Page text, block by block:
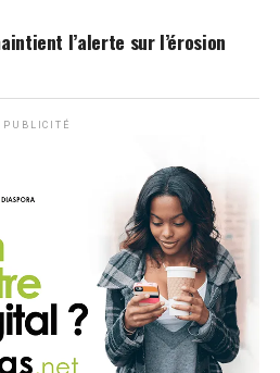
l’alerte sur l’érosion
PUBLICITÉ